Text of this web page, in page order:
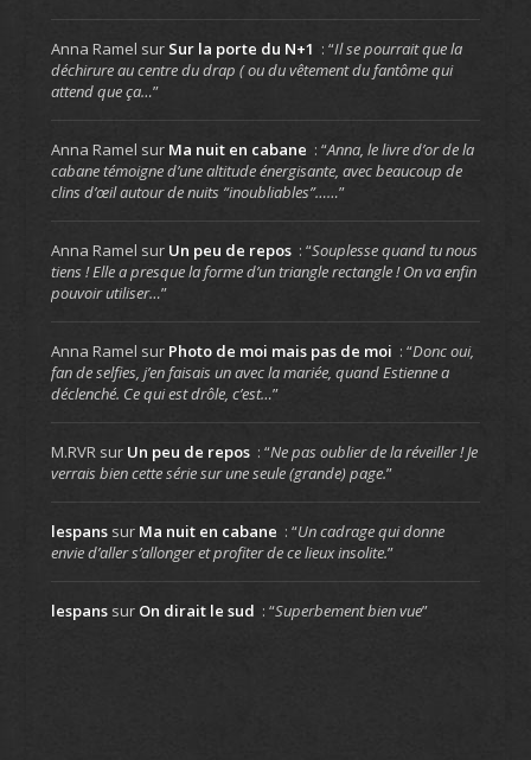
Anna Ramel sur Sur la porte du N+1 : “Il se pourrait que la
déchirure au centre du drap ( ou du vêtement du fantôme qui
attend que ça…”
Anna Ramel sur Ma nuit en cabane : “Anna, le livre d’or de la
cabane témoigne d’une altitude énergisante, avec beaucoup de
clins d’œil autour de nuits “inoubliables”……”
Anna Ramel sur Un peu de repos : “Souplesse quand tu nous
tiens ! Elle a presque la forme d’un triangle rectangle ! On va enfin
pouvoir utiliser…”
Anna Ramel sur Photo de moi mais pas de moi : “Donc oui,
fan de selfies, j’en faisais un avec la mariée, quand Estienne a
déclenché. Ce qui est drôle, c’est…”
M.RVRsur Un peu de repos : “Ne pas oublier de la réveiller ! Je
verrais bien cette série sur une seule (grande) page.”
lespanssur Ma nuit en cabane : “Un cadrage qui donne
envie d’aller s’allonger et profiter de ce lieux insolite.”
lespanssur On dirait le sud : “Superbement bien vue”